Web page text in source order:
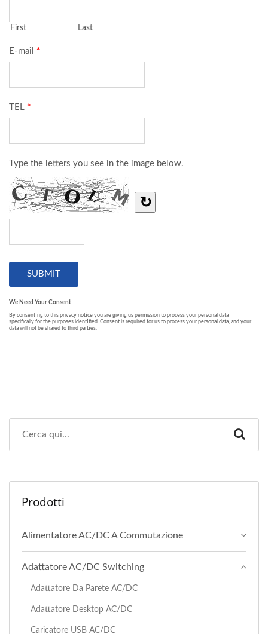
Prodotti
Alimentatore AC/DC A Commutazione
Adattatore AC/DC Switching
Adattatore Da Parete AC/DC
Adattatore Desktop AC/DC
Caricatore USB AC/DC